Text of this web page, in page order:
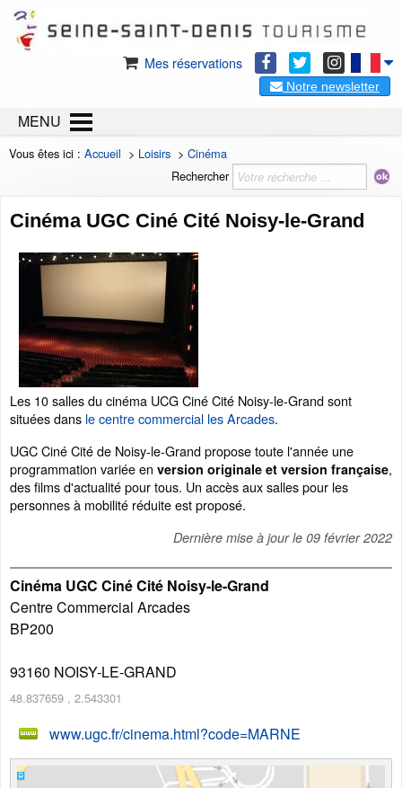
Mes réservations
Notre newsletter
MENU
Vous êtes ici : Accueil > Loisirs > Cinéma
Rechercher
Cinéma UGC Ciné Cité Noisy-le-Grand
Les 10 salles du cinéma UCG Ciné Cité Noisy-le-Grand sont
situées dans le centre commercial les Arcades.
UGC Ciné Cité de Noisy-le-Grand propose toute l'année une
programmation variée en version originale et version française,
des films d'actualité pour tous. Un accès aux salles pour les
personnes à mobilité réduite est proposé.
Dernière mise à jour le 09 février 2022
Cinéma UGC Ciné Cité Noisy-le-Grand
Centre Commercial Arcades
BP200
93160 NOISY-LE-GRAND
48.837659 , 2.543301
www.ugc.fr/cinema.html?code=MARNE